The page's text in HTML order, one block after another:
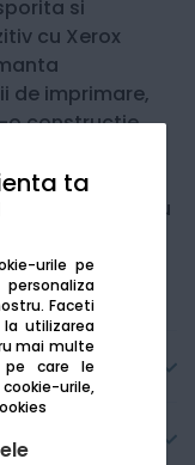
ta
urile pe
Faceti
utilizarea
mai multe
pe care le
urile,
si
cu Xerox
de imprimare,
o constructie
4-in-1:
si fax pentru